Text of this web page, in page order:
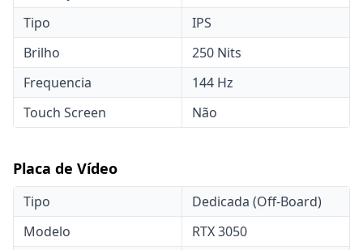
Tipo
IPS
Brilho
250 Nits
Frequencia
144 Hz
Touch Screen
Não
Placa de Vídeo
Tipo
Dedicada (Off-Board)
Modelo
RTX 3050